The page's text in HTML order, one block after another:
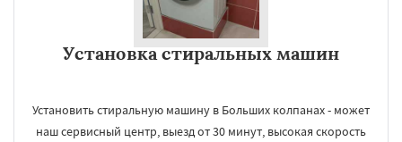
Установка стиральных машин
Установить стиральную машину в Больших колпанах - может
наш сервисный центр, выезд от 30 минут, высокая скорость